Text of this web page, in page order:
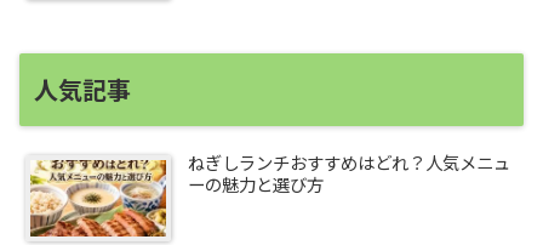
人気記事
ねぎしランチおすすめはどれ？人気メニュ
ーの魅力と選び方